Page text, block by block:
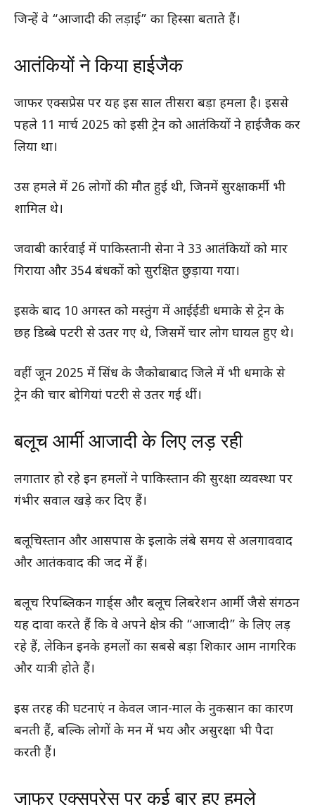
जिन्हें वे “आजादी की लड़ाई” का हिस्सा बताते हैं।
आतंकियों ने किया हाईजैक
जाफर एक्सप्रेस पर यह इस साल तीसरा बड़ा हमला है। इससे
पहले 11 मार्च 2025 को इसी ट्रेन को आतंकियों ने हाईजैक कर
लिया था।
उस हमले में 26 लोगों की मौत हुई थी, जिनमें सुरक्षाकर्मी भी
शामिल थे।
जवाबी कार्रवाई में पाकिस्तानी सेना ने 33 आतंकियों को मार
गिराया और 354 बंधकों को सुरक्षित छुड़ाया गया।
इसके बाद 10 अगस्त को मस्तुंग में आईईडी धमाके से ट्रेन के
छह डिब्बे पटरी से उतर गए थे, जिसमें चार लोग घायल हुए थे।
वहीं जून 2025 में सिंध के जैकोबाबाद जिले में भी धमाके से
ट्रेन की चार बोगियां पटरी से उतर गई थीं।
बलूच आर्मी आजादी के लिए लड़ रही
लगातार हो रहे इन हमलों ने पाकिस्तान की सुरक्षा व्यवस्था पर
गंभीर सवाल खड़े कर दिए हैं।
बलूचिस्तान और आसपास के इलाके लंबे समय से अलगाववाद
और आतंकवाद की जद में हैं।
बलूच रिपब्लिकन गार्ड्स और बलूच लिबरेशन आर्मी जैसे संगठन
यह दावा करते हैं कि वे अपने क्षेत्र की “आजादी” के लिए लड़
रहे हैं, लेकिन इनके हमलों का सबसे बड़ा शिकार आम नागरिक
और यात्री होते हैं।
इस तरह की घटनाएं न केवल जान-माल के नुकसान का कारण
बनती हैं, बल्कि लोगों के मन में भय और असुरक्षा भी पैदा
करती हैं।
जाफर एक्सप्रेस पर कई बार हुए हमले